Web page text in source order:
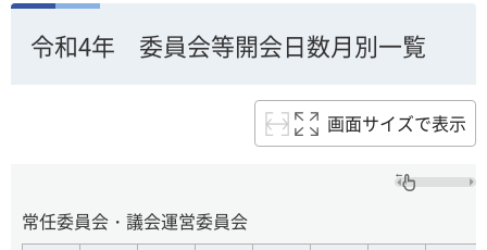
令和4年 委員会等開会日数月別一覧
画面サイズで表示
常任委員会・議会運営委員会